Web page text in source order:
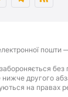
пошти —
другого
на правах